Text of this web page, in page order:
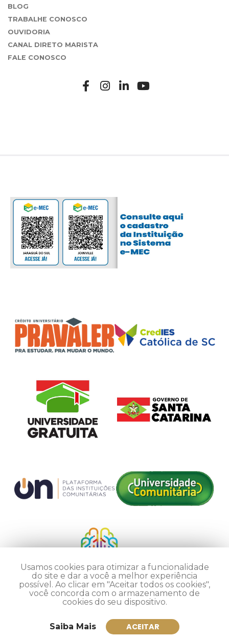
Inscreva-se
BLOG
TRABALHE CONOSCO
OUVIDORIA
CANAL DIRETO MARISTA
FALE CONOSCO
Usamos cookies para otimizar a funcionalidade
do site e dar a você a melhor experiência
possível. Ao clicar em "Aceitar todos os cookies",
você concorda com o armazenamento de
cookies do seu dispositivo.
Saiba Mais ACEITAR